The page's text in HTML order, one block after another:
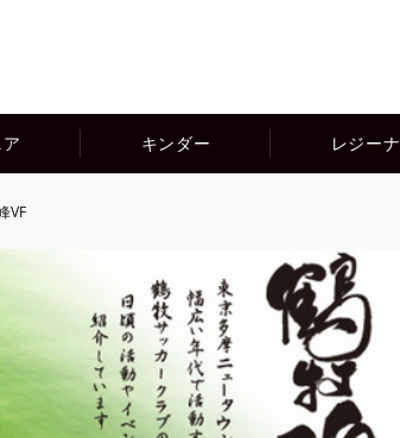
キンダー レジーナ
VF